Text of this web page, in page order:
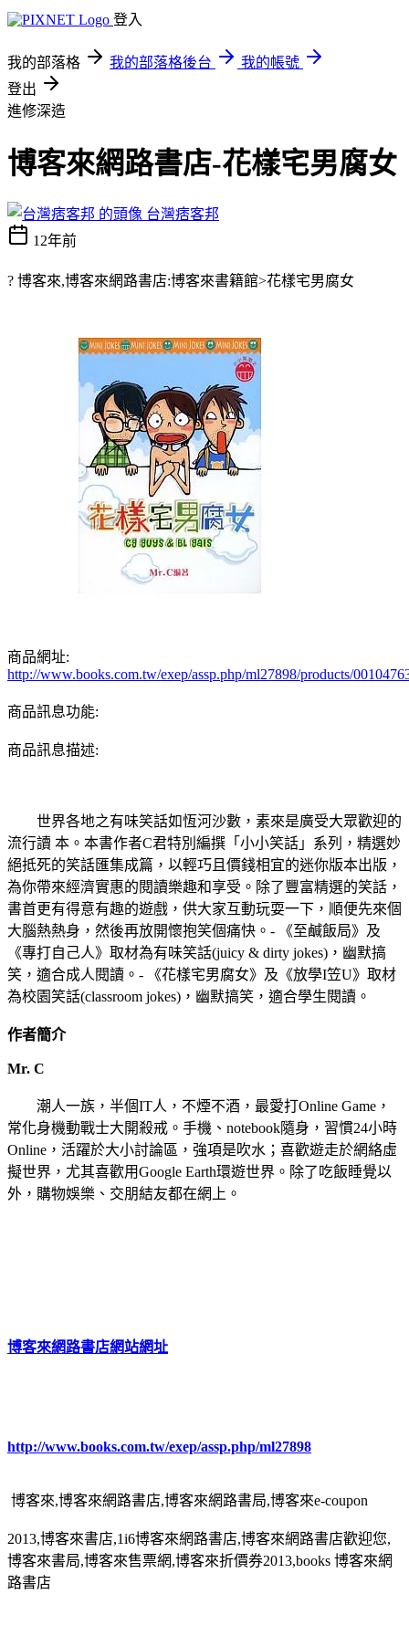
登入
我的部落格 我的部落格後台
我的帳號
登出
進修深造
博客來網路書店-花樣宅男腐女
台灣痞客邦
12年前
? 博客來,博客來網路書店:博客來書籍館>花樣宅男腐女
商品網址:
http://www.books.com.tw/exep/assp.php/ml27898/products/
商品訊息功能:
商品訊息描述:
世界各地之有味笑話如恆河沙數，素來是廣受大眾歡迎的
流行讀 本。本書作者C君特別編撰「小小笑話」系列，精選妙
絕抵死的笑話匯集成篇，以輕巧且價錢相宜的迷你版本出版，
為你帶來經濟實惠的閱讀樂趣和享受。除了豐富精選的笑話，
書首更有得意有趣的遊戲，供大家互動玩耍一下，順便先來個
大腦熱熱身，然後再放開懷抱笑個痛快。- 《至鹹飯局》及
《專打自己人》取材為有味笑話(juicy & dirty jokes)，幽默搞
笑，適合成人閱讀。- 《花樣宅男腐女》及《放學I笠U》取材
為校園笑話(classroom jokes)，幽默搞笑，適合學生閱讀。
作者簡介
Mr. C
潮人一族，半個IT人，不煙不酒，最愛打Online Game，
常化身機動戰士大開殺戒。手機、notebook隨身，習慣24小時
Online，活躍於大小討論區，強項是吹水；喜歡遊走於網絡虛
擬世界，尤其喜歡用Google Earth環遊世界。除了吃飯睡覺以
外，購物娛樂、交朋結友都在網上。
博客來網路書店網站網址
http://www.books.com.tw/exep/assp.php/ml27898
博客來,博客來網路書店,博客來網路書局,博客來e-coupon
2013,博客來書店,1i6博客來網路書店,博客來網路書店歡迎您,
博客來書局,博客來售票網,博客來折價券2013,books 博客來網
路書店